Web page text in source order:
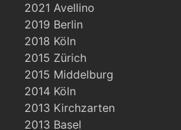
2021 Avellino
2019 Berlin
2018 Köln
2015 Zürich
2015 Middelburg
2014 Köln
2013 Kirchzarten
2013 Basel